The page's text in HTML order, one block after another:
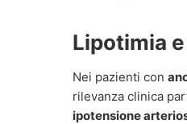
Lipotimia
Nei pazienti con
rilevanza clinica
ipotensione